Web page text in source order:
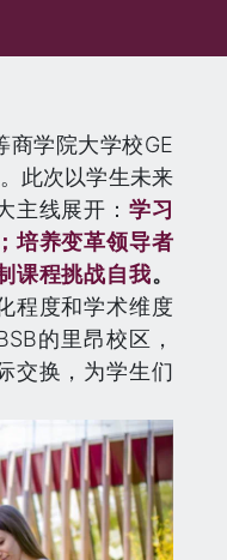
商学院大学校GE
此次以学生未来
主线展开：学习
培养变革领导者
课程挑战自我。
程度和学术维度
的里昂校区，
交换，为学生们